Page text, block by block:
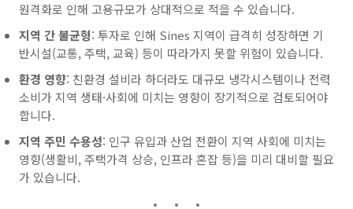
원격화로 인해 고용규모가 상대적으로 적을 수 있습니다.
지역 간 불균형: 투자로 인해 Sines 지역이 급격히 성장하면 기
반시설(교통, 주택, 교육) 등이 따라가지 못할 위험이 있습니다.
환경 영향: 친환경 설비라 하더라도 대규모 냉각시스템이나 전력
소비가 지역 생태·사회에 미치는 영향이 장기적으로 검토되어야
합니다.
지역 주민 수용성: 인구 유입과 산업 전환이 지역 사회에 미치는
영향(생활비, 주택가격 상승, 인프라 혼잡 등)을 미리 대비할 필요
가 있습니다.